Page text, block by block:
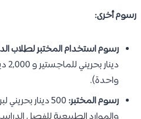
رسوم أخرى:
رسوم استخدام المختبر لطلاب
واحدة).
رسوم المختبر:
500 دينار